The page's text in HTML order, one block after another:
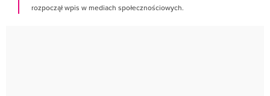
rozpoczął wpis w mediach społecznościowych.